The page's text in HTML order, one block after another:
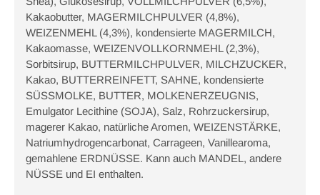
Kakaobutter, MAGERMILCHPULVER (4,8%),
WEIZENMEHL (4,3%), kondensierte MAGERMILCH,
Kakaomasse, WEIZENVOLLKORNMEHL (2,3%),
Sorbitsirup, BUTTERMILCHPULVER, MILCHZUCKER,
Kakao, BUTTERREINFETT, SAHNE, kondensierte
SÜSSMOLKE, BUTTER, MOLKENERZEUGNIS,
Emulgator Lecithine (SOJA), Salz, Rohrzuckersirup,
magerer Kakao, natürliche Aromen, WEIZENSTÄRKE,
Natriumhydrogencarbonat, Carrageen, Vanillearoma,
gemahlene ERDNÜSSE. Kann auch MANDEL, andere
NÜSSE und EI enthalten.